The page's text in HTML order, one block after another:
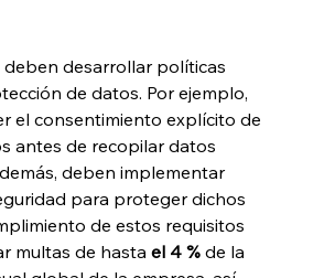
deben desarrollar políticas
de datos. Por ejemplo,
el consentimiento explícito de
antes de recopilar datos
deben implementar
para proteger dichos
de estos requisitos
multas de hasta el 4 % de la